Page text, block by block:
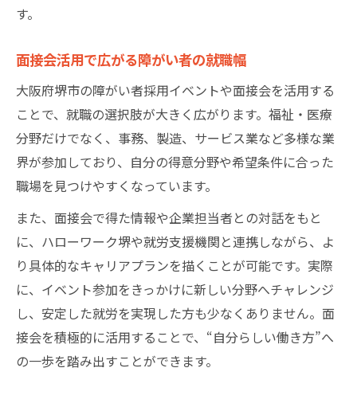
す。
面接会活用で広がる障がい者の就職幅
大阪府堺市の障がい者採用イベントや面接会を活用する
ことで、就職の選択肢が大きく広がります。福祉・医療
分野だけでなく、事務、製造、サービス業など多様な業
界が参加しており、自分の得意分野や希望条件に合った
職場を見つけやすくなっています。
また、面接会で得た情報や企業担当者との対話をもと
に、ハローワーク堺や就労支援機関と連携しながら、よ
り具体的なキャリアプランを描くことが可能です。実際
に、イベント参加をきっかけに新しい分野へチャレンジ
し、安定した就労を実現した方も少なくありません。面
接会を積極的に活用することで、“自分らしい働き方”へ
の一歩を踏み出すことができます。